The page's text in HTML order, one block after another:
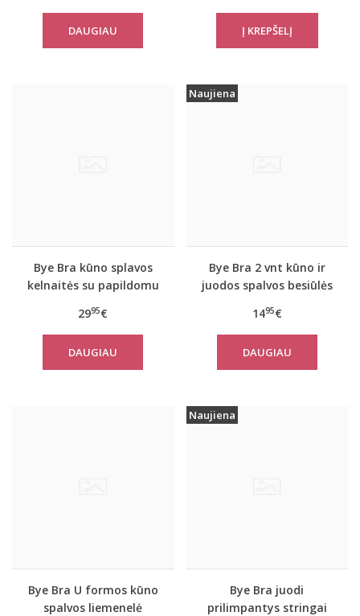
DAUGIAU
Bye Bra kūno splavos
kelnaitės su papildomu
2995€
DAUGIAU
Naujiena
Bye Bra 2 vnt kūno ir
juodos spalvos besiūlės
1495€
DAUGIAU
Bye Bra U formos kūno
spalvos liemenelė
Naujiena
Bye Bra juodi
prilimpantys stringai